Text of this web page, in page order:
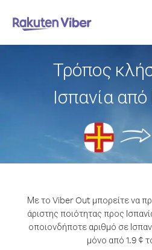
Τρόπος
Ισπανία
Με το Viber Out μπορείτε να
άριστης ποιότητας προς
οποιονδήποτε αριθμό σε
μόνο από 1.9 ¢